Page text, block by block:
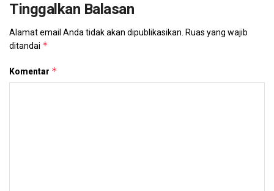
Tinggalkan Balasan
Alamat email Anda tidak akan dipublikasikan. Ruas yang wajib
ditandai *
Komentar *